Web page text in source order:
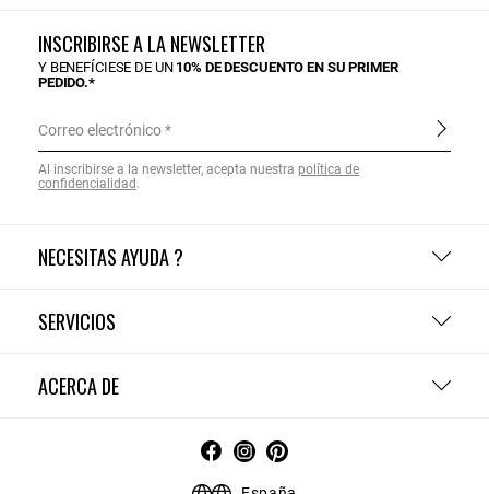
NECESITAS AYUDA ?
SERVICIOS
ACERCA DE
INSCRIBIRSE A LA NEWSLETTER
Y BENEFÍCIESE DE UN 10% DE DESCUENTO EN SU PRIMER
PEDIDO.*
Correo electrónico
Al inscribirse a la newsletter, acepta nuestra política de
confidencialidad.